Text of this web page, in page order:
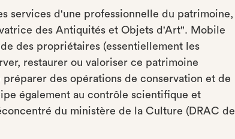
services d'une professionnelle du patrimoine,
des Antiquités et Objets d'Art". Mobile
des propriétaires (essentiellement les
restaurer ou valoriser ce patrimoine
des opérations de conservation et de
également au contrôle scientifique et
du ministère de la Culture (DRAC de